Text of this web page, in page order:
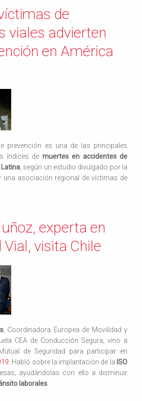
de
viales advierten
en América
prevención es una de las principales
índices de muertes en accidentes de
, según un estudio divulgado por la
una asociación regional de víctimas de
experta en
visita Chile
, Coordinadora Europea de Movilidad y
CEA de Conducción Segura, vino a
de Seguridad para participar en
. Habló sobre la implantación de la ISO
ayudándolas con ello a disminuir
laborales